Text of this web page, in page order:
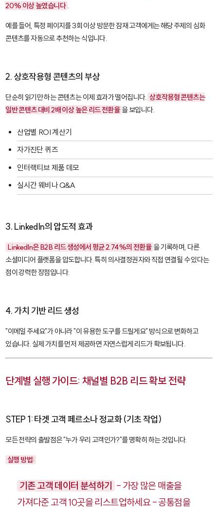
20% 이상 높였습니다 .
예를 들어, 특정 페이지를 3회 이상 방문한 잠재 고객에게는 해당 주제의 심화
콘텐츠를 자동으로 추천하는 식입니다.
2. 상호작용형 콘텐츠의 부상
단순히 읽기만 하는 콘텐츠는 이제 효과가 떨어집니다. 상호작용형 콘텐츠는
일반 콘텐츠 대비 2배 이상 높은 리드 전환율 을 보입니다.
산업별 ROI 계산기
자가진단 퀴즈
인터랙티브 제품 데모
실시간 웨비나 Q&A
3. LinkedIn의 압도적 효과
LinkedIn은 B2B 리드 생성에서 평균 2.74%의 전환율 을 기록하며, 다른
소셜미디어 플랫폼을 압도합니다. 특히 의사결정권자와 직접 연결될 수 있다는
점이 강력한 장점입니다.
4. 가치 기반 리드 생성
"이메일 주세요"가 아니라 "이 유용한 도구를 드릴게요" 방식으로 변화하고
있습니다. 실제 가치를 먼저 제공하면 자연스럽게 리드가 확보됩니다.
단계별 실행 가이드: 채널별 B2B 리드 확보 전략
STEP 1: 타겟 고객 페르소나 정교화 (기초 작업)
모든 전략의 출발점은 "누가 우리 고객인가?"를 명확히 하는 것입니다.
실행 방법:
기존 고객 데이터 분석하기
- 가장 많은 매출을
가져다준 고객 10곳을 리스트업하세요 - 공통점을